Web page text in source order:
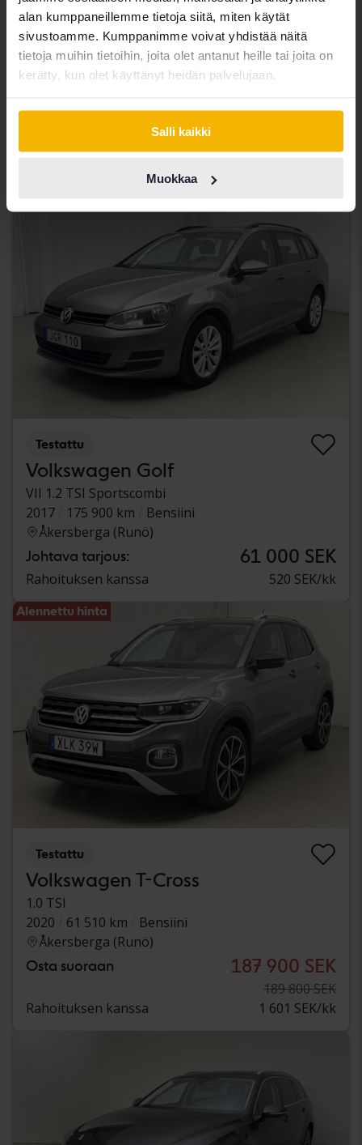
alan kumppaneillemme tietoja siitä, miten käytät
sivustoamme. Kumppanimme voivat yhdistää näitä
tietoja muihin tietoihin, joita olet antanut heille tai joita on
kerätty, kun olet käyttänyt heidän palvelujaan.
Salli kaikki
Muokkaa
Sertifioitu
Volkswagen Passat
2.0 TDI Sportscombi 4MOTION
2020
90 960 km
Diesel
234 900 SEK
Rahoituksen kanssa
Testattu
Volkswagen Golf
VII 1.2 TSI Sportscombi
2017
175 900 km
Bensiini
Åkersberga (Runö)
Johtava tarjous: 61 000 SEK
Rahoituksen kanssa 520 SEK/kk
Alennettu hinta
Testattu
Volkswagen T-Cross
1.0 TSI
2020
61 510 km
Bensiini
Åkersberga (Runö)
Osta suoraan 187 900 SEK
189 800 SEK
Rahoituksen kanssa
1 601 SEK/kk